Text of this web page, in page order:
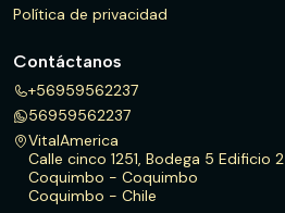
Política de privacidad
Contáctanos
+56959562237
56959562237
VitalAmerica
Calle cinco 1251, Bodega 5 Edificio 2
Coquimbo - Coquimbo
Coquimbo - Chile